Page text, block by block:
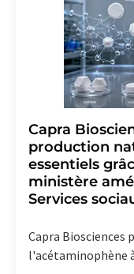
Capra
production
essentiels
ministère
Services
Capra Biosciences
l'acétaminophène